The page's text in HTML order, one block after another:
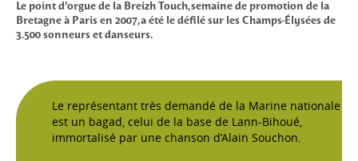
Le point d’orgue de la Breizh Touch, semaine de promotion de la
Bretagne à Paris en 2007, a été le défilé sur les Champs-Élysées de
3.500 sonneurs et danseurs.
Le représentant très demandé de la Marine nationale
est un bagad, celui de la base de Lann-Bihoué,
immortalisé par une chanson d’Alain Souchon.